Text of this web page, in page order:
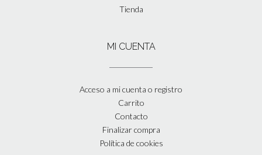
Tienda
MI CUENTA
Acceso a mi cuenta o registro
Carrito
Contacto
Finalizar compra
Política de cookies